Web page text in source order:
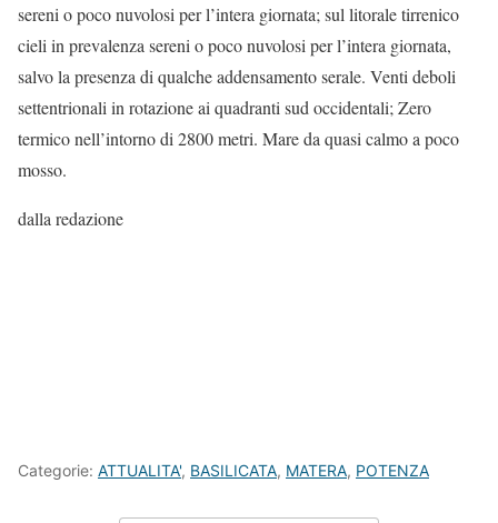
sereni o poco nuvolosi per l’intera giornata; sul litorale tirrenico
cieli in prevalenza sereni o poco nuvolosi per l’intera giornata,
salvo la presenza di qualche addensamento serale. Venti deboli
settentrionali in rotazione ai quadranti sud occidentali; Zero
termico nell’intorno di 2800 metri. Mare da quasi calmo a poco
mosso.
dalla redazione
Categorie: ATTUALITA', BASILICATA, MATERA, POTENZA